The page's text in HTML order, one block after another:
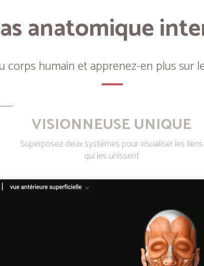
anatomique
corps humain et apprenez-en plus sur
VISIONNEUSE UNIQUE
Superposez deux systèmes pour visualiser les liens
qui les unissent